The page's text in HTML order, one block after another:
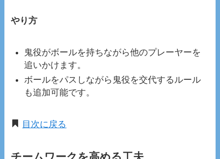
やり方
鬼役がボールを持ちながら他のプレーヤーを
追いかけます。
ボールをパスしながら鬼役を交代するルール
も追加可能です。
目次に戻る